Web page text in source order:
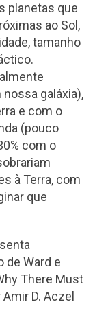
planetas que
ao Sol,
tamanho
galáxia),
e com o
(pouco
com o
à Terra, com
que
de Ward e
There Must
D. Aczel